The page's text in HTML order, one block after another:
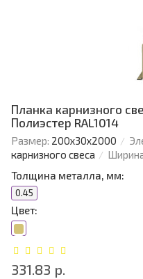
Планка карнизного
Полиэстер RAL1014
Размер: 200х30х2000
карнизного свеса
Толщина металла, мм:
0.45
Цвет:
331.83 р.